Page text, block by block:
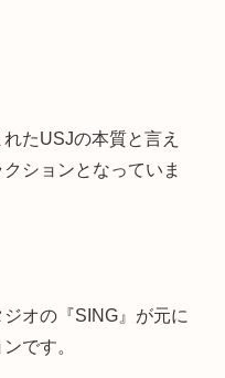
たUSJの本質と言え
ションとなっていま
オの『SING』が元に
です。